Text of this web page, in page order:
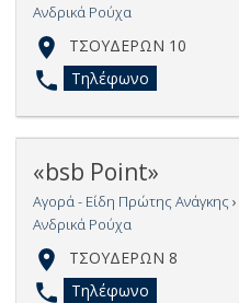
Ανδρικά Ρούχα
ΤΣΟΥΔΕΡΩΝ 10
Τηλέφωνο
«bsb Point»
Αγορά - Είδη Πρώτης Ανάγκης ›
Ανδρικά Ρούχα
ΤΣΟΥΔΕΡΩΝ 8
Τηλέφωνο